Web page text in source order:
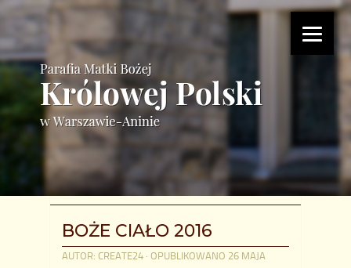
BOŻE CIAŁO 2016
AUTOR: CREATE24 · OPUBLIKOWANO 26 MAJA